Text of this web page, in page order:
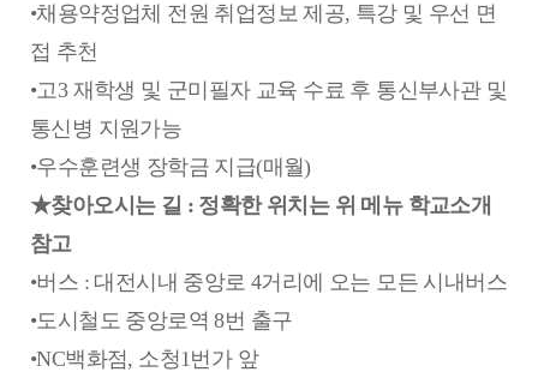
•채용약정업체 전원 취업정보 제공, 특강 및 우선 면
접 추천
•고3 재학생 및 군미필자 교육 수료 후 통신부사관 및
통신병 지원가능
•우수훈련생 장학금 지급(매월)
★찾아오시는 길 : 정확한 위치는 위 메뉴 학교소개
참고
•버스 : 대전시내 중앙로 4거리에 오는 모든 시내버스
•도시철도 중앙로역 8번 출구
•NC백화점, 소청1번가 앞